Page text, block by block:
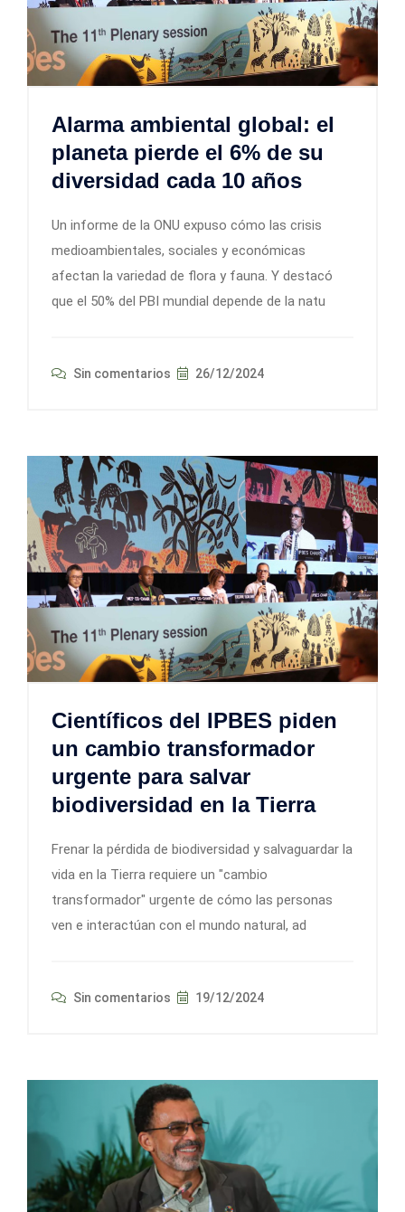
Alarma ambiental global: el
planeta pierde el 6% de su
diversidad cada 10 años
Un informe de la ONU expuso cómo las crisis
medioambientales, sociales y económicas
afectan la variedad de flora y fauna. Y destacó
que el 50% del PBI mundial depende de la natu
Sin comentarios 26/12/2024
Científicos del IPBES piden
un cambio transformador
urgente para salvar
biodiversidad en la Tierra
Frenar la pérdida de biodiversidad y salvaguardar la
vida en la Tierra requiere un "cambio
transformador" urgente de cómo las personas
ven e interactúan con el mundo natural, ad
Sin comentarios 19/12/2024